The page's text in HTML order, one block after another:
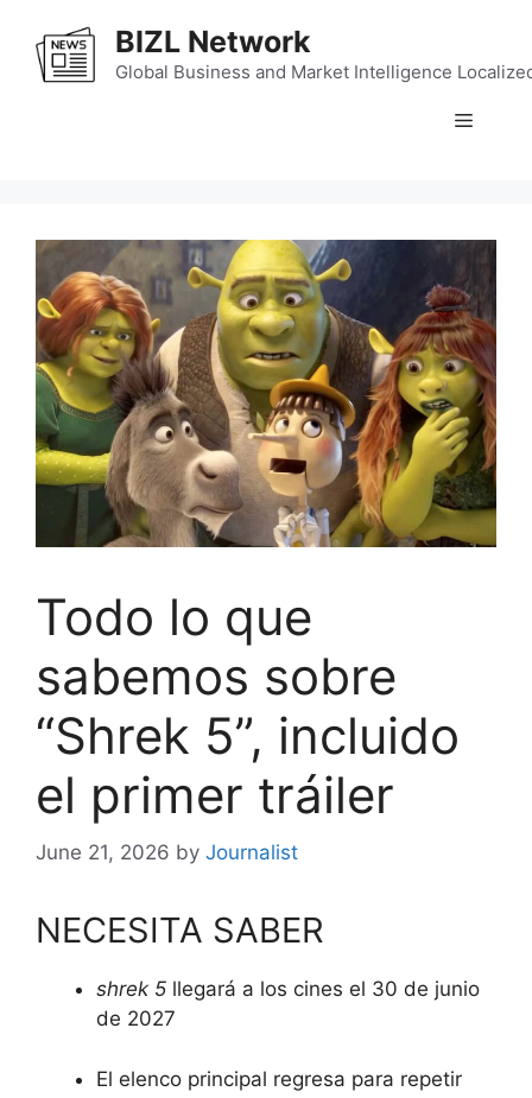
content
BIZL Network
Global Business and Market Intelligence
Menu
Todo lo que
sabemos sobre
“Shrek 5”, incluido
el primer tráiler
June 21, 2026 by Journalist
NECESITA SABER
shrek 5 llegará a los cines el 30 de junio
de 2027
El elenco principal regresa para repetir